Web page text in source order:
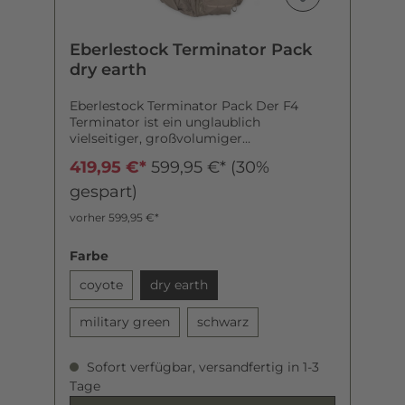
Eberlestock Terminator Pack
dry earth
Eberlestock Terminator Pack Der F4
Terminator ist ein unglaublich
vielseitiger, großvolumiger
schwerste Lasten über weite Strecken zu
bändigen sind. Der Rucksack ist von der
Bauweise und der Anordnung der
Taschen nahezu identisch mit dem G4-IF
zum G4 sind das hier optional erhältliche,
für den Waffentransport verwendbare
Gewehrfutteral (A4SS, Tactical Weapon
Carrier) und dem hier nicht vorhandene
INTEX-Frame. Durchdachtes
Taschensystem Kleinere Taschen die
ermöglichen es, neben dem großen
Hauptfach zusätzlich auch
Ausrüstungsgegenstände von geringerer
419,95 €* 599,95 €* (30%
gespart)
vorher 599,95 €*
Farbe
coyote
dry earth
military green schwarz
Sofort verfügbar, versandfertig in 1-3
Tage